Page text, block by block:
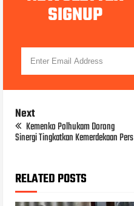
SIGNUP
Next
Kemenko Polhukam Dorong
Sinergi Tingkatkan Kemerdekaan Pers
RELATED POSTS